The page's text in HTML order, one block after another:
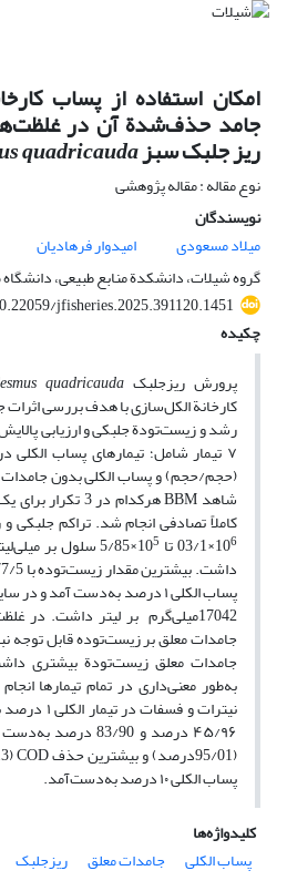
امکان استفاده از پساب
جامد حذف‌شدة آن در
ریز جلبک سبزquadricauda
نوع مقاله : مقاله پژوهشی
نویسندگان
میلاد مسعودی
امیدوار فرهادیان
گروه شیلات، دانشکدة منابع طبیعی،
jfisheries.2025.391120.1451
چکیده
پرورش ریزجلبک quadricauda
کارخانة الکل‌سازی با هدف بررسی اثرات
رشد و زیست‌تودة جلبکی و ارزیابی
کاملاً تصادفی انجام شد. تراکم جلبکی
106 ×03/1 تا 10 5
جامدات معلق زیست‌تودة بیشتری
به‌طور معنی‌داری در تمام تیمارها
نیترات و
۴۵/۹۶ درصد و 83/90 درصد به‌دست آمد. بیشترین حذف BOD
پساب الکلی ۱۰ درصد به‌دست‌آمد.
کلیدواژه‌ها
پساب الکلی
جامدات معلق ریزجلبک